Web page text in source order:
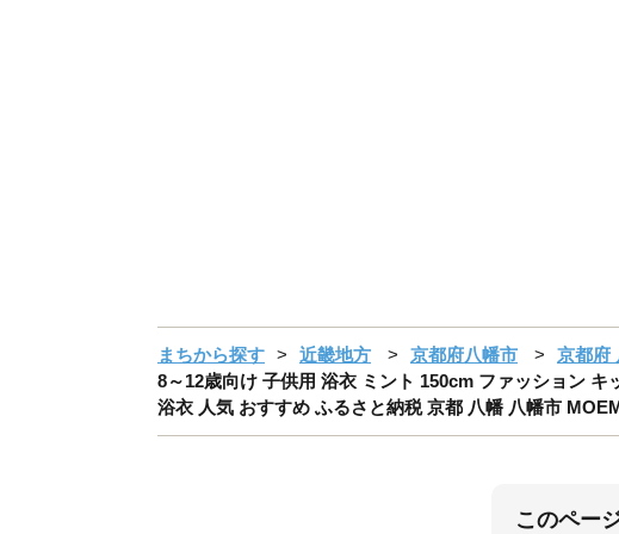
まちから探す 近畿地方 京都府八幡市
京都府
8～12歳向け 子供用 浴衣 ミント 150cm ファッション
浴衣 人気 おすすめ ふるさと納税 京都 八幡 八幡市
このペー